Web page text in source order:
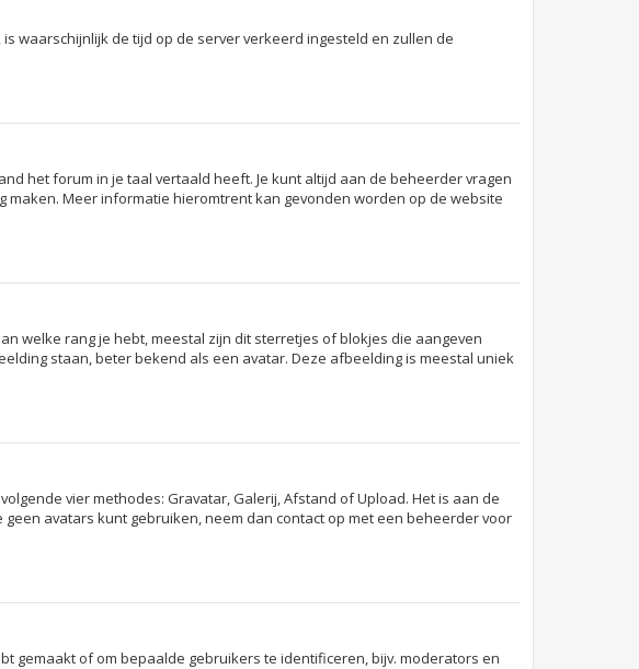
waarschijnlijk de tijd op de server verkeerd ingesteld en zullen de
het forum in je taal vertaald heeft. Je kunt altijd aan de beheerder vragen
Meer informatie hieromtrent kan gevonden worden op de website
welke rang je hebt, meestal zijn dit sterretjes of blokjes die aangeven
staan, beter bekend als een avatar. Deze afbeelding is meestal uniek
vier methodes: Gravatar, Galerij, Afstand of Upload. Het is aan de
avatars kunt gebruiken, neem dan contact op met een beheerder voor
gemaakt of om bepaalde gebruikers te identificeren, bijv. moderators en